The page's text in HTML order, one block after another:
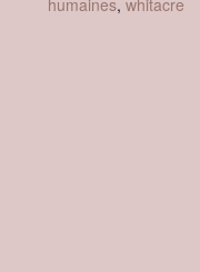
humaines, whitacre